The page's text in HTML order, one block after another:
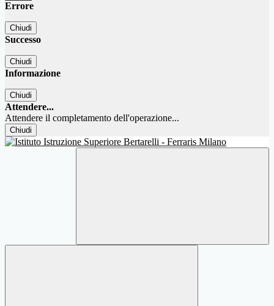
Errore
Chiudi
Successo
Chiudi
Informazione
Chiudi
Attendere...
Attendere il completamento dell'operazione...
Chiudi